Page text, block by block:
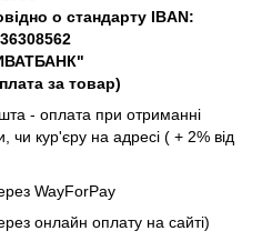
о стандарту IBAN:
за товар)
- оплата при отриманні
чи кур'єру на адресі ( + 2% від
WayForPay
онлайн оплату на сайті)